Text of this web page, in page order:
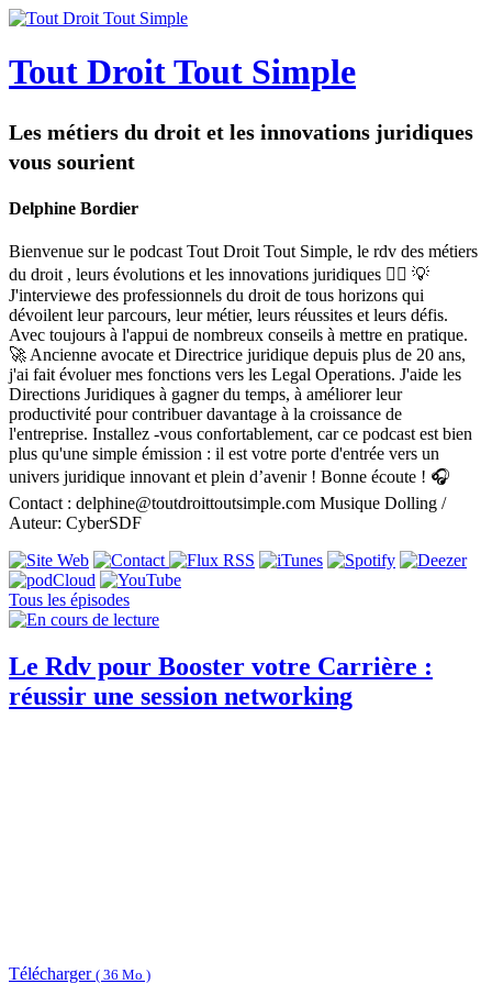
Tout Droit Tout Simple
Les métiers du droit et les innovations juridiques
vous sourient
Delphine Bordier
Bienvenue sur le podcast Tout Droit Tout Simple, le rdv des métiers
du droit , leurs évolutions et les innovations juridiques 👩‍⚖️ 💡
J'interviewe des professionnels du droit de tous horizons qui
dévoilent leur parcours, leur métier, leurs réussites et leurs défis.
Avec toujours à l'appui de nombreux conseils à mettre en pratique.
🚀 Ancienne avocate et Directrice juridique depuis plus de 20 ans,
j'ai fait évoluer mes fonctions vers les Legal Operations. J'aide les
Directions Juridiques à gagner du temps, à améliorer leur
productivité pour contribuer davantage à la croissance de
l'entreprise. Installez -vous confortablement, car ce podcast est bien
plus qu'une simple émission : il est votre porte d'entrée vers un
univers juridique innovant et plein d’avenir ! Bonne écoute ! 🎧
Contact : delphine@toutdroittoutsimple.com Musique Dolling /
Auteur: CyberSDF
Tous les épisodes
Le Rdv pour Booster votre Carrière :
réussir une session networking
Télécharger ( 36 Mo )